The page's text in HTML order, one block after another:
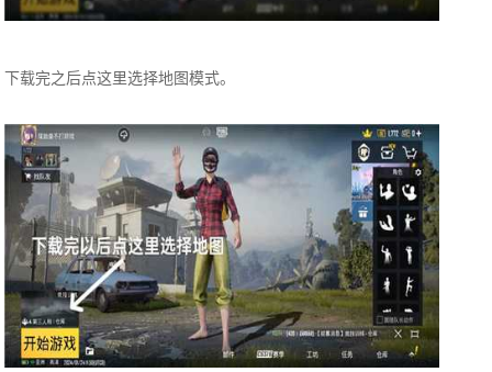
下载完之后点这里选择地图模式。